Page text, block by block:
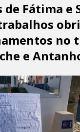
de Fátima e
no
e